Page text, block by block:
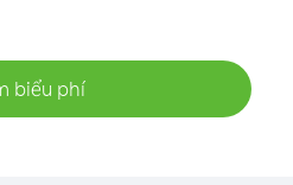
biểu phí